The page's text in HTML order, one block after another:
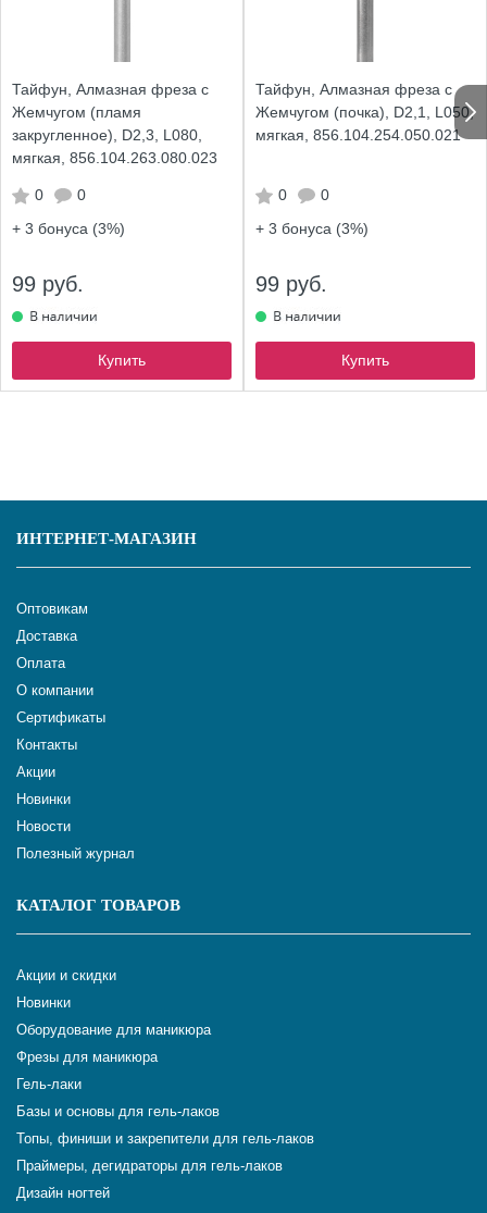
Тайфун, Алмазная фреза с
Жемчугом (пламя
закругленное), D2,3, L080,
мягкая, 856.104.263.080.023
0
0
+ 3 бонуса (3%)
99 руб.
Купить
Тайфун, Алмазная фреза с
Жемчугом (почка), D2,1, L050,
мягкая, 856.104.254.050.021
0
0
+ 3 бонуса (3%)
99 руб.
Купить
ИНТЕРНЕТ-МАГАЗИН
Оптовикам
Доставка
Оплата
О компании
Сертификаты
Контакты
Акции
Новинки
Новости
Полезный журнал
КАТАЛОГ ТОВАРОВ
Акции и скидки
Новинки
Оборудование для маникюра
Фрезы для маникюра
Гель-лаки
Базы и основы для гель-лаков
Топы, финиши и закрепители для гель-лаков
Праймеры, дегидраторы для гель-лаков
Дизайн ногтей